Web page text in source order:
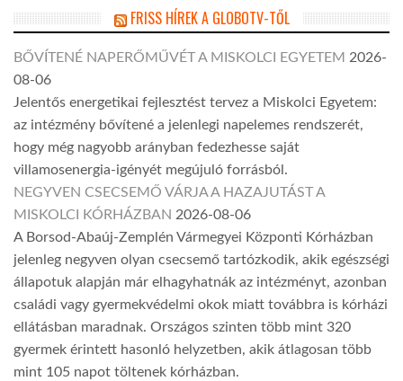
FRISS HÍREK A GLOBOTV-TŐL
BŐVÍTENÉ NAPERŐMŰVÉT A MISKOLCI EGYETEM 2026-
08-06
Jelentős energetikai fejlesztést tervez a Miskolci Egyetem:
az intézmény bővítené a jelenlegi napelemes rendszerét,
hogy még nagyobb arányban fedezhesse saját
villamosenergia-igényét megújuló forrásból.
NEGYVEN CSECSEMŐ VÁRJA A HAZAJUTÁST A
MISKOLCI KÓRHÁZBAN 2026-08-06
A Borsod-Abaúj-Zemplén Vármegyei Központi Kórházban
jelenleg negyven olyan csecsemő tartózkodik, akik egészségi
állapotuk alapján már elhagyhatnák az intézményt, azonban
családi vagy gyermekvédelmi okok miatt továbbra is kórházi
ellátásban maradnak. Országos szinten több mint 320
gyermek érintett hasonló helyzetben, akik átlagosan több
mint 105 napot töltenek kórházban.